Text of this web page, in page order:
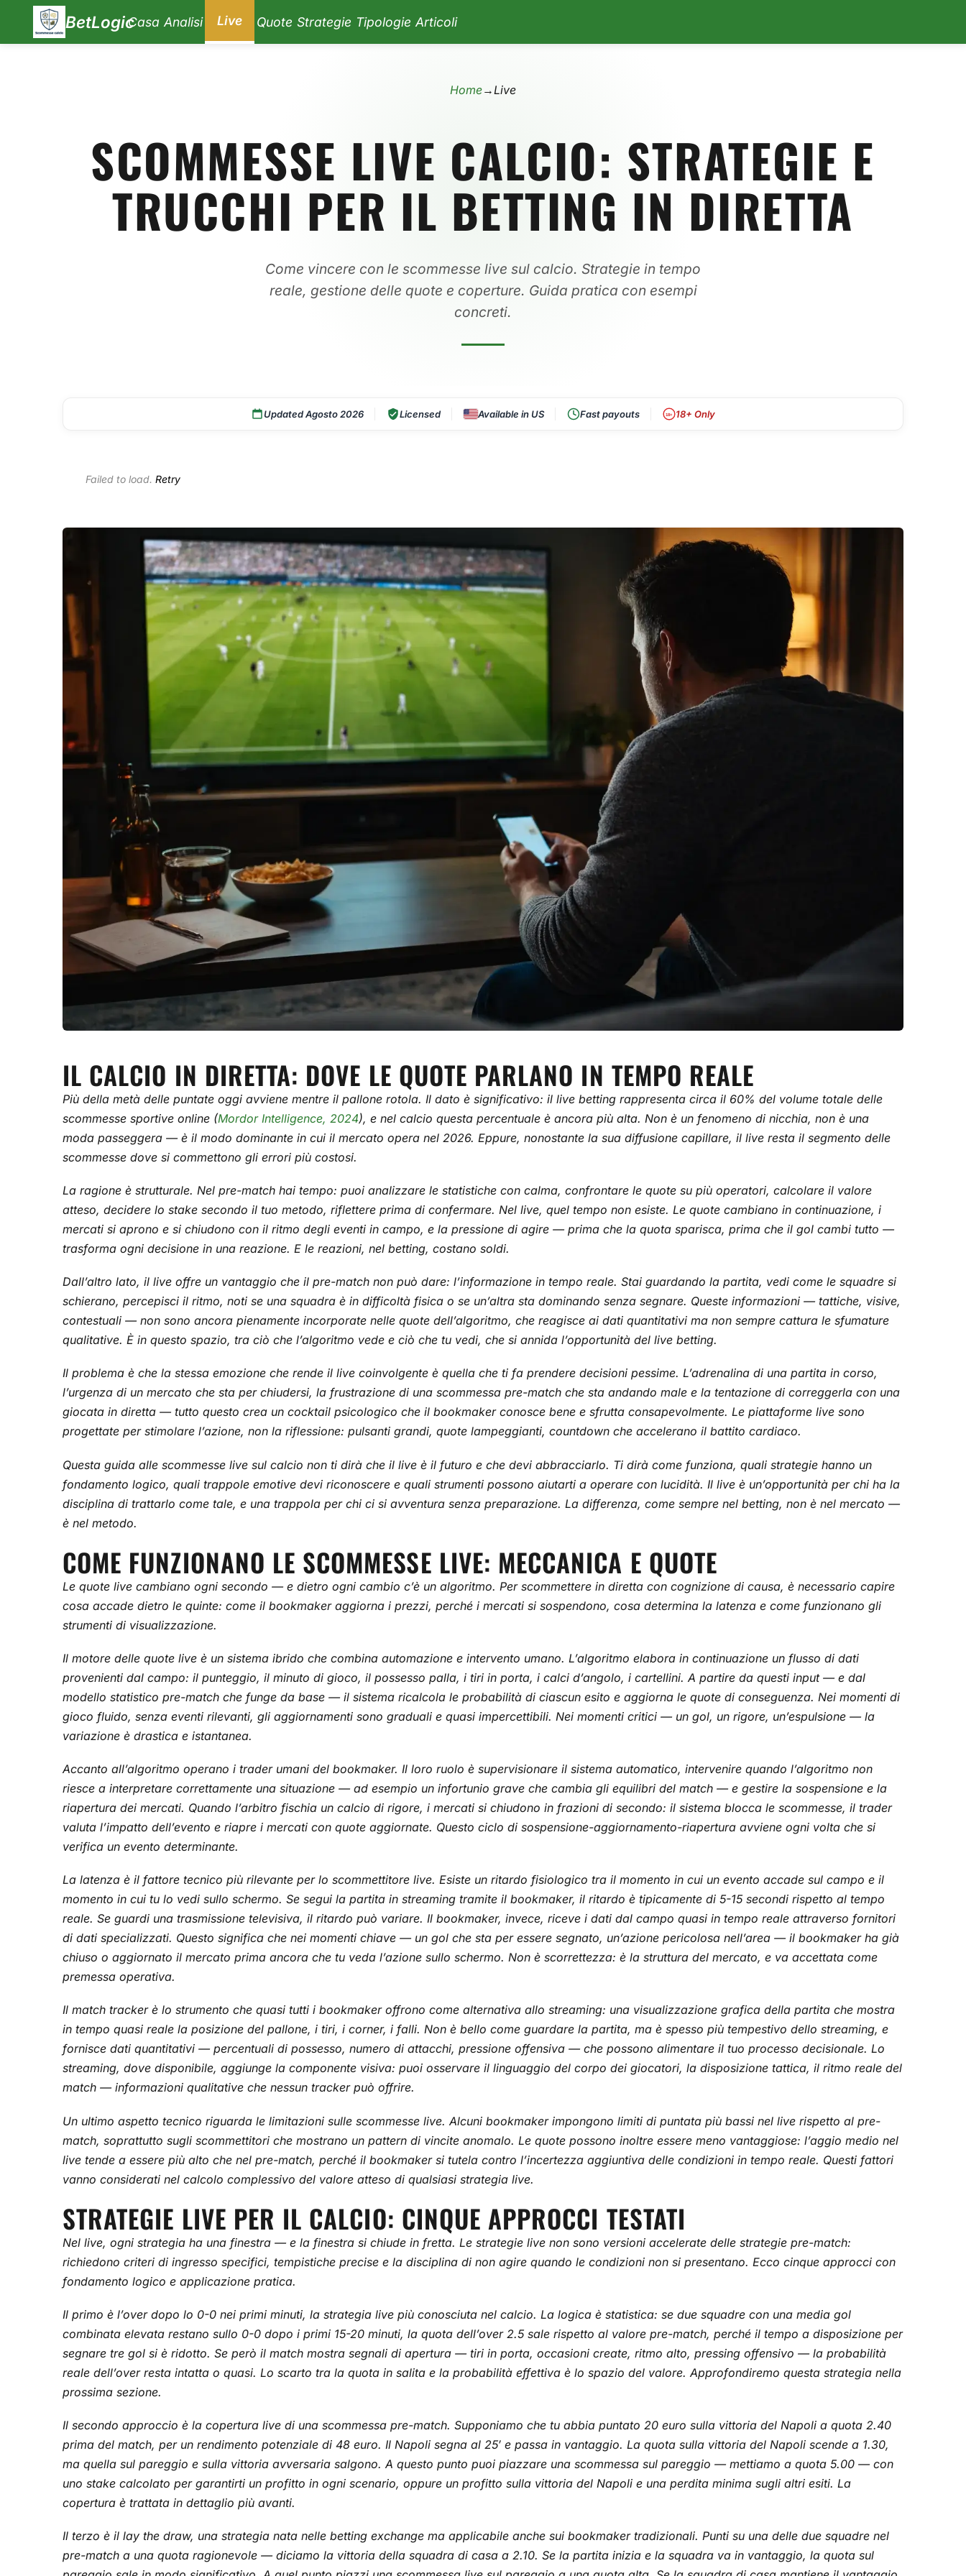
BetLogicCasa Analisi Live Quote Strategie Tipologie Articoli
Home→Live
SCOMMESSE LIVE CALCIO: STRATEGIE E
TRUCCHI PER IL BETTING IN DIRETTA
Come vincere con le scommesse live sul calcio. Strategie in tempo
reale, gestione delle quote e coperture. Guida pratica con esempi
concreti.
Updated Agosto 2026 Licensed Available in US Fast payouts 18+ 18+ Only
Failed to load. Retry
IL CALCIO IN DIRETTA: DOVE LE QUOTE PARLANO IN TEMPO REALE
Più della metà delle puntate oggi avviene mentre il pallone rotola. Il dato è significativo: il live betting rappresenta circa il 60% del volume totale delle
scommesse sportive online (Mordor Intelligence, 2024), e nel calcio questa percentuale è ancora più alta. Non è un fenomeno di nicchia, non è una
moda passeggera — è il modo dominante in cui il mercato opera nel 2026. Eppure, nonostante la sua diffusione capillare, il live resta il segmento delle
scommesse dove si commettono gli errori più costosi.
La ragione è strutturale. Nel pre-match hai tempo: puoi analizzare le statistiche con calma, confrontare le quote su più operatori, calcolare il valore
atteso, decidere lo stake secondo il tuo metodo, riflettere prima di confermare. Nel live, quel tempo non esiste. Le quote cambiano in continuazione, i
mercati si aprono e si chiudono con il ritmo degli eventi in campo, e la pressione di agire — prima che la quota sparisca, prima che il gol cambi tutto —
trasforma ogni decisione in una reazione. E le reazioni, nel betting, costano soldi.
Dall’altro lato, il live offre un vantaggio che il pre-match non può dare: l’informazione in tempo reale. Stai guardando la partita, vedi come le squadre si
schierano, percepisci il ritmo, noti se una squadra è in difficoltà fisica o se un’altra sta dominando senza segnare. Queste informazioni — tattiche, visive,
contestuali — non sono ancora pienamente incorporate nelle quote dell’algoritmo, che reagisce ai dati quantitativi ma non sempre cattura le sfumature
qualitative. È in questo spazio, tra ciò che l’algoritmo vede e ciò che tu vedi, che si annida l’opportunità del live betting.
Il problema è che la stessa emozione che rende il live coinvolgente è quella che ti fa prendere decisioni pessime. L’adrenalina di una partita in corso,
l’urgenza di un mercato che sta per chiudersi, la frustrazione di una scommessa pre-match che sta andando male e la tentazione di correggerla con una
giocata in diretta — tutto questo crea un cocktail psicologico che il bookmaker conosce bene e sfrutta consapevolmente. Le piattaforme live sono
progettate per stimolare l’azione, non la riflessione: pulsanti grandi, quote lampeggianti, countdown che accelerano il battito cardiaco.
Questa guida alle scommesse live sul calcio non ti dirà che il live è il futuro e che devi abbracciarlo. Ti dirà come funziona, quali strategie hanno un
fondamento logico, quali trappole emotive devi riconoscere e quali strumenti possono aiutarti a operare con lucidità. Il live è un’opportunità per chi ha la
disciplina di trattarlo come tale, e una trappola per chi ci si avventura senza preparazione. La differenza, come sempre nel betting, non è nel mercato —
è nel metodo.
COME FUNZIONANO LE SCOMMESSE LIVE: MECCANICA E QUOTE
Le quote live cambiano ogni secondo — e dietro ogni cambio c’è un algoritmo. Per scommettere in diretta con cognizione di causa, è necessario capire
cosa accade dietro le quinte: come il bookmaker aggiorna i prezzi, perché i mercati si sospendono, cosa determina la latenza e come funzionano gli
strumenti di visualizzazione.
Il motore delle quote live è un sistema ibrido che combina automazione e intervento umano. L’algoritmo elabora in continuazione un flusso di dati
provenienti dal campo: il punteggio, il minuto di gioco, il possesso palla, i tiri in porta, i calci d’angolo, i cartellini. A partire da questi input — e dal
modello statistico pre-match che funge da base — il sistema ricalcola le probabilità di ciascun esito e aggiorna le quote di conseguenza. Nei momenti di
gioco fluido, senza eventi rilevanti, gli aggiornamenti sono graduali e quasi impercettibili. Nei momenti critici — un gol, un rigore, un’espulsione — la
variazione è drastica e istantanea.
Accanto all’algoritmo operano i trader umani del bookmaker. Il loro ruolo è supervisionare il sistema automatico, intervenire quando l’algoritmo non
riesce a interpretare correttamente una situazione — ad esempio un infortunio grave che cambia gli equilibri del match — e gestire la sospensione e la
riapertura dei mercati. Quando l’arbitro fischia un calcio di rigore, i mercati si chiudono in frazioni di secondo: il sistema blocca le scommesse, il trader
valuta l’impatto dell’evento e riapre i mercati con quote aggiornate. Questo ciclo di sospensione-aggiornamento-riapertura avviene ogni volta che si
verifica un evento determinante.
La latenza è il fattore tecnico più rilevante per lo scommettitore live. Esiste un ritardo fisiologico tra il momento in cui un evento accade sul campo e il
momento in cui tu lo vedi sullo schermo. Se segui la partita in streaming tramite il bookmaker, il ritardo è tipicamente di 5-15 secondi rispetto al tempo
reale. Se guardi una trasmissione televisiva, il ritardo può variare. Il bookmaker, invece, riceve i dati dal campo quasi in tempo reale attraverso fornitori
di dati specializzati. Questo significa che nei momenti chiave — un gol che sta per essere segnato, un’azione pericolosa nell’area — il bookmaker ha già
chiuso o aggiornato il mercato prima ancora che tu veda l’azione sullo schermo. Non è scorrettezza: è la struttura del mercato, e va accettata come
premessa operativa.
Il match tracker è lo strumento che quasi tutti i bookmaker offrono come alternativa allo streaming: una visualizzazione grafica della partita che mostra
in tempo quasi reale la posizione del pallone, i tiri, i corner, i falli. Non è bello come guardare la partita, ma è spesso più tempestivo dello streaming, e
fornisce dati quantitativi — percentuali di possesso, numero di attacchi, pressione offensiva — che possono alimentare il tuo processo decisionale. Lo
streaming, dove disponibile, aggiunge la componente visiva: puoi osservare il linguaggio del corpo dei giocatori, la disposizione tattica, il ritmo reale del
match — informazioni qualitative che nessun tracker può offrire.
Un ultimo aspetto tecnico riguarda le limitazioni sulle scommesse live. Alcuni bookmaker impongono limiti di puntata più bassi nel live rispetto al pre-
match, soprattutto sugli scommettitori che mostrano un pattern di vincite anomalo. Le quote possono inoltre essere meno vantaggiose: l’aggio medio nel
live tende a essere più alto che nel pre-match, perché il bookmaker si tutela contro l’incertezza aggiuntiva delle condizioni in tempo reale. Questi fattori
vanno considerati nel calcolo complessivo del valore atteso di qualsiasi strategia live.
STRATEGIE LIVE PER IL CALCIO: CINQUE APPROCCI TESTATI
Nel live, ogni strategia ha una finestra — e la finestra si chiude in fretta. Le strategie live non sono versioni accelerate delle strategie pre-match:
richiedono criteri di ingresso specifici, tempistiche precise e la disciplina di non agire quando le condizioni non si presentano. Ecco cinque approcci con
fondamento logico e applicazione pratica.
Il primo è l’over dopo lo 0-0 nei primi minuti, la strategia live più conosciuta nel calcio. La logica è statistica: se due squadre con una media gol
combinata elevata restano sullo 0-0 dopo i primi 15-20 minuti, la quota dell’over 2.5 sale rispetto al valore pre-match, perché il tempo a disposizione per
segnare tre gol si è ridotto. Se però il match mostra segnali di apertura — tiri in porta, occasioni create, ritmo alto, pressing offensivo — la probabilità
reale dell’over resta intatta o quasi. Lo scarto tra la quota in salita e la probabilità effettiva è lo spazio del valore. Approfondiremo questa strategia nella
prossima sezione.
Il secondo approccio è la copertura live di una scommessa pre-match. Supponiamo che tu abbia puntato 20 euro sulla vittoria del Napoli a quota 2.40
prima del match, per un rendimento potenziale di 48 euro. Il Napoli segna al 25′ e passa in vantaggio. La quota sulla vittoria del Napoli scende a 1.30,
ma quella sul pareggio e sulla vittoria avversaria salgono. A questo punto puoi piazzare una scommessa sul pareggio — mettiamo a quota 5.00 — con
uno stake calcolato per garantirti un profitto in ogni scenario, oppure un profitto sulla vittoria del Napoli e una perdita minima sugli altri esiti. La
copertura è trattata in dettaglio più avanti.
Il terzo è il lay the draw, una strategia nata nelle betting exchange ma applicabile anche sui bookmaker tradizionali. Punti su una delle due squadre nel
pre-match a una quota ragionevole — diciamo la vittoria della squadra di casa a 2.10. Se la partita inizia e la squadra va in vantaggio, la quota sul